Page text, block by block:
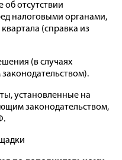
об отсутствии
налоговыми органами,
(справка из
(в случаях
установленные на
законодательством,